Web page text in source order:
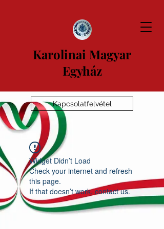
Karolinai Magyar
Egyház
Kapcsolatfelvétel
Widget Didn’t Load
Check your internet and refresh
this page.
If that doesn’t work, contact us.